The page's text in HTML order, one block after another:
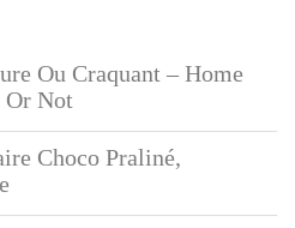
Ou Craquant – Home
Not
Choco Praliné,